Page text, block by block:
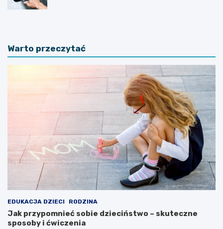
Warto przeczytać
EDUKACJA DZIECI RODZINA
Jak przypomnieć sobie dzieciństwo – skuteczne
sposoby i ćwiczenia